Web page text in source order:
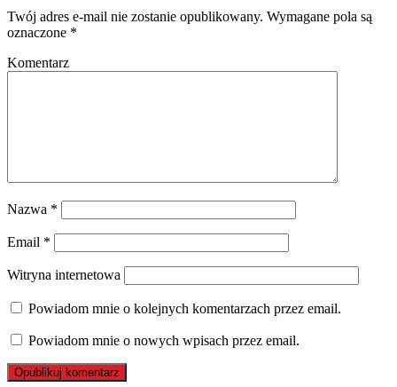
Twój adres e-mail nie zostanie opublikowany. Wymagane pola są
oznaczone *
Komentarz
Nazwa *
Email *
Witryna internetowa
Powiadom mnie o kolejnych komentarzach przez email.
Powiadom mnie o nowych wpisach przez email.